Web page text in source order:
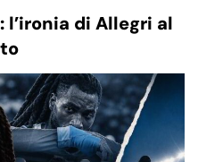
l’ironia di Allegri al